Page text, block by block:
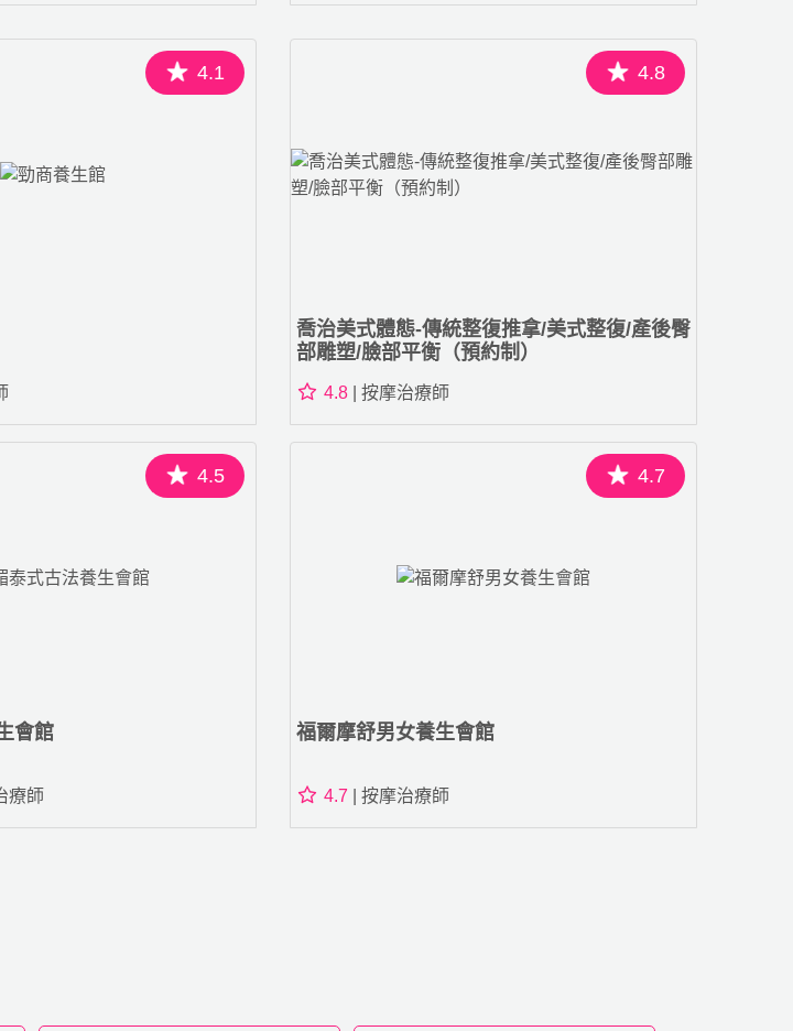
4.1 4.8
喬治美式體態-傳統整復推拿/美式整復/產後臀
部雕塑/臉部平衡（預約制）
4.8 | 按摩治療師
4.5
會館
療師
4.7
福爾摩舒男女養生會館
4.7 | 按摩治療師